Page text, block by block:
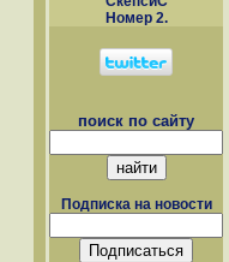
Номер 2.
поиск по сайту
Подписка на новости